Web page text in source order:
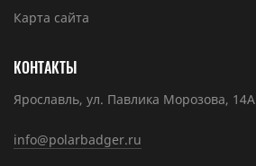
Карта сайта
КОНТАКТЫ
Ярославль, ул. Павлика Морозова, 14А
info@polarbadger.ru